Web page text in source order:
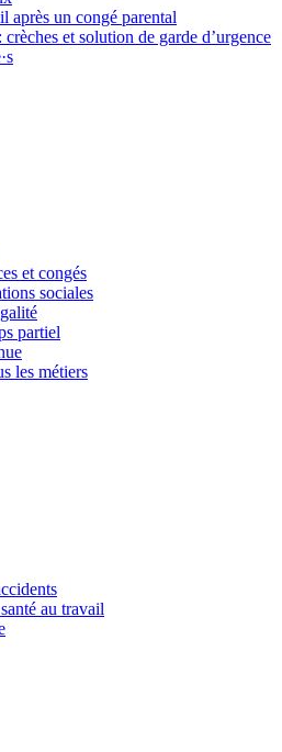
après un congé parental
crèches et solution de garde d’urgence
et congés
sociales
partiel
les métiers
au travail